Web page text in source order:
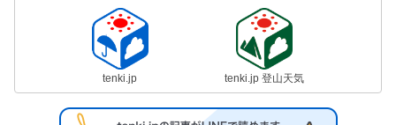
tenki.jp tenki.jp 登山天気